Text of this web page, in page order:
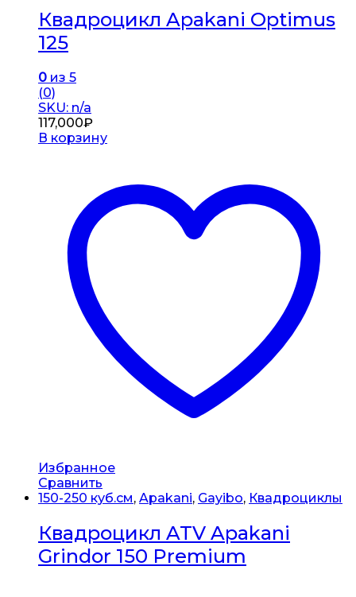
Квадроцикл Apakani Optimus
125
0 из 5
(0)
SKU: n/a
117,000₽
В корзину
Избранное
Сравнить
150-250 куб.см, Apakani, Gayibo, Квадроциклы
Квадроцикл ATV Apakani
Grindor 150 Premium